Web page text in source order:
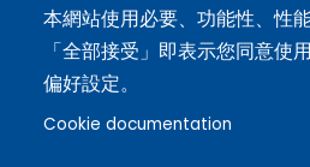
本網站使用必要、功能性、性
「全部接受」即表示您同意使
偏好設定。
Cookie documentation
24 Oct 2023
招聘區
招聘